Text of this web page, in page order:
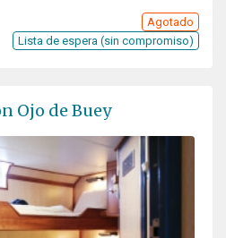
Ártico
Agotado
Lista de espera (sin compromiso)
Ojo de Buey